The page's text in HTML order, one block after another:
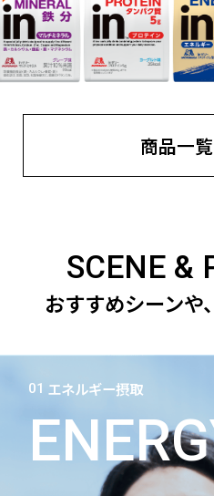
商品一
SCENE &
おすすめシーンや
01 エネルギー摂取